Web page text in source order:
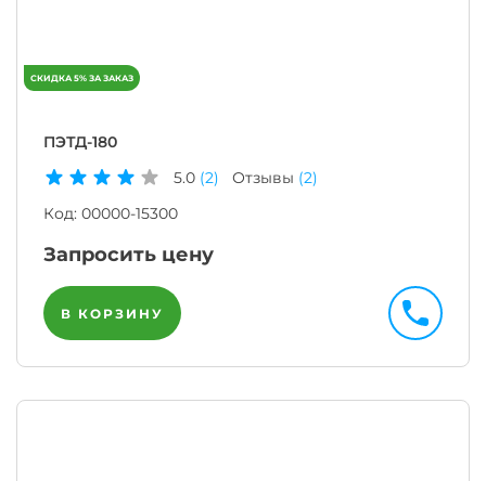
ПЭТД-180
5.0 (2) Отзывы (2)
Код: 00000-15300
Запросить цену
В КОРЗИНУ